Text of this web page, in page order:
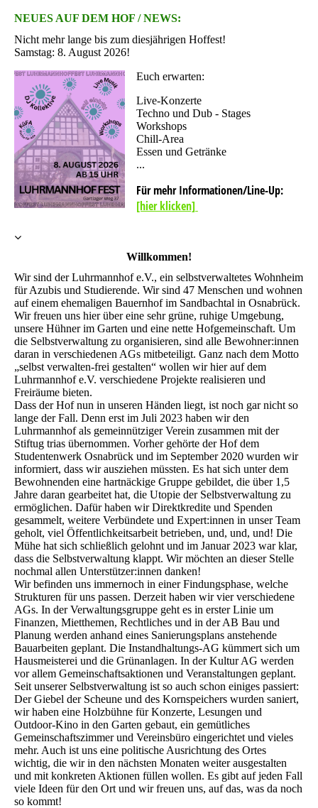
NEUES AUF DEM HOF / NEWS:
Nicht mehr lange bis zum diesjährigen Hoffest!
Samstag: 8. August 2026!
Euch erwarten:
Live-Konzerte
Techno und Dub - Stages
Workshops
Chill-Area
Essen und Getränke
...
Für mehr Informationen/Line-Up:
[hier klicken]
Willkommen!
Wir sind der Luhrmannhof e.V., ein selbstverwaltetes Wohnheim
für Azubis und Studierende. Wir sind 47 Menschen und wohnen
auf einem ehemaligen Bauernhof im Sandbachtal in Osnabrück.
Wir freuen uns hier über eine sehr grüne, ruhige Umgebung,
unsere Hühner im Garten und eine nette Hofgemeinschaft. Um
die Selbstverwaltung zu organisieren, sind alle Bewohner:innen
daran in verschiedenen AGs mitbeteiligt. Ganz nach dem Motto
„selbst verwalten-frei gestalten“ wollen wir hier auf dem
Luhrmannhof e.V. verschiedene Projekte realisieren und
Freiräume bieten.
Dass der Hof nun in unseren Händen liegt, ist noch gar nicht so
lange der Fall. Denn erst im Juli 2023 haben wir den
Luhrmannhof als gemeinnütziger Verein zusammen mit der
Stiftug trias übernommen. Vorher gehörte der Hof dem
Studentenwerk Osnabrück und im September 2020 wurden wir
informiert, dass wir ausziehen müssten. Es hat sich unter dem
Bewohnenden eine hartnäckige Gruppe gebildet, die über 1,5
Jahre daran gearbeitet hat, die Utopie der Selbstverwaltung zu
ermöglichen. Dafür haben wir Direktkredite und Spenden
gesammelt, weitere Verbündete und Expert:innen in unser Team
geholt, viel Öffentlichkeitsarbeit betrieben, und, und, und! Die
Mühe hat sich schließlich gelohnt und im Januar 2023 war klar,
dass die Selbstverwaltung klappt. Wir möchten an dieser Stelle
nochmal allen Unterstützer:innen danken!
Wir befinden uns immernoch in einer Findungsphase, welche
Strukturen für uns passen. Derzeit haben wir vier verschiedene
AGs. In der Verwaltungsgruppe geht es in erster Linie um
Finanzen, Mietthemen, Rechtliches und in der AB Bau und
Planung werden anhand eines Sanierungsplans anstehende
Bauarbeiten geplant. Die Instandhaltungs-AG kümmert sich um
Hausmeisterei und die Grünanlagen. In der Kultur AG werden
vor allem Gemeinschaftsaktionen und Veranstaltungen geplant.
Seit unserer Selbstverwaltung ist so auch schon einiges passiert:
Der Giebel der Scheune und des Kornspeichers wurden saniert,
wir haben eine Holzbühne für Konzerte, Lesungen und
Outdoor-Kino in den Garten gebaut, ein gemütliches
Gemeinschaftszimmer und Vereinsbüro eingerichtet und vieles
mehr. Auch ist uns eine politische Ausrichtung des Ortes
wichtig, die wir in den nächsten Monaten weiter ausgestalten
und mit konkreten Aktionen füllen wollen. Es gibt auf jeden Fall
viele Ideen für den Ort und wir freuen uns, auf das, was da noch
so kommt!